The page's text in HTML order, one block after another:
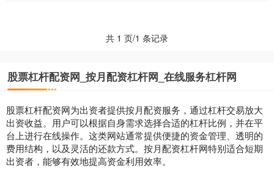
共 1 页/1 条记录
股票杠杆配资网_按月配资杠杆网_在线服务杠杆网
股票杠杆配资网为出资者提供按月配资服务，通过杠杆交易放大
出资收益。用户可以根据自身需求选择合适的杠杆比例，并在平
台上进行在线操作。这类网站通常提供便捷的资金管理、透明的
费用结构，以及灵活的还款方式。按月配资杠杆网特别适合短期
出资者，能够有效地提高资金利用效率。